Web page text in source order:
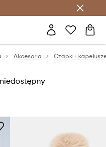
Club >
Akcesoria Czapki i